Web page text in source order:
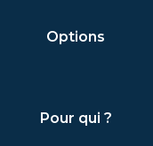
Options
Pour qui ?